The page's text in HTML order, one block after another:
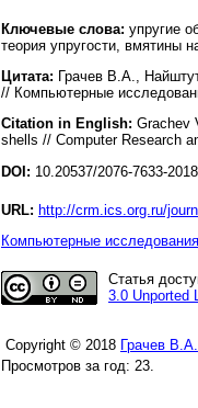
Ключевые слова: упругие
теория упругости, вмятины
Цитата: Грачев В.А.,
// Компьютерные
Citation in English: Grachev
shells // Computer Research
DOI: 10.20537/2076-7633-
URL: http://crm.ics.org.ru/
Компьютерные
Статья
3.0 Unported
Copyright © 2018 Грачев В.А.
Просмотров за год: 23.